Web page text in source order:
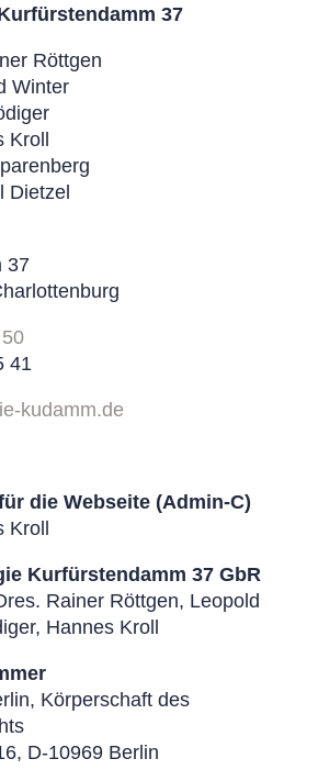
37
Röttgen
Winter
Dietzel
37
41
kudamm.de
die Webseite (Admin-C)
Kurfürstendamm 37 GbR
Rainer Röttgen, Leopold
Hannes Kroll
Körperschaft des
D-10969 Berlin